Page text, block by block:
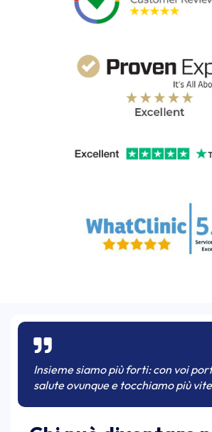
Insieme siamo più forti: con voi
salute ovunque e tocchiamo più